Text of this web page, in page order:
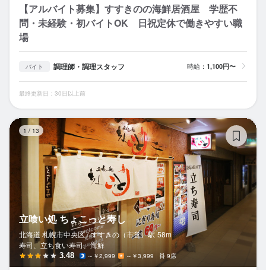
【アルバイト募集】すすきのの海鮮居酒屋 学歴不
問・未経験・初バイトOK 日祝定休で働きやすい職
場
バイト 調理師・調理スタッフ 時給： 1,100円〜
最終更新日：30日以上前
1 / 13
立喰い処 ちょこっと寿し
北海道 札幌市中央区 / すすきの（市営）駅 58m
寿司、立ち食い寿司、海鮮
3.48 ～￥2,999 ～￥3,999 9席